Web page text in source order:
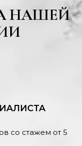
НАШЕЙ
со стажем от 5